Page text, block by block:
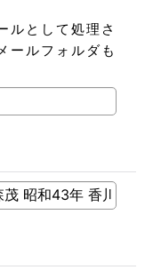
ルとして処理さ
ールフォルダも